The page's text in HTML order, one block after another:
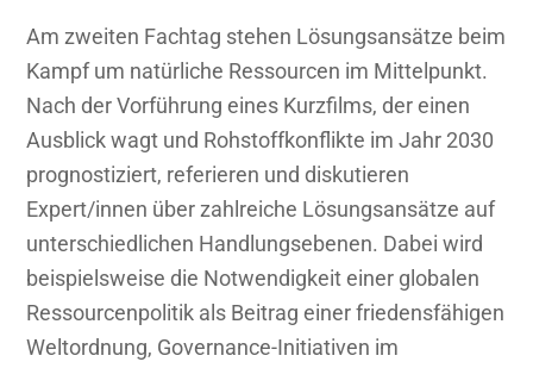
Am zweiten Fachtag stehen Lösungsansätze beim
Kampf um natürliche Ressourcen im Mittelpunkt.
Nach der Vorführung eines Kurzfilms, der einen
Ausblick wagt und Rohstoffkonflikte im Jahr 2030
prognostiziert, referieren und diskutieren
Expert/innen über zahlreiche Lösungsansätze auf
unterschiedlichen Handlungsebenen. Dabei wird
beispielsweise die Notwendigkeit einer globalen
Ressourcenpolitik als Beitrag einer friedensfähigen
Weltordnung, Governance-Initiativen im